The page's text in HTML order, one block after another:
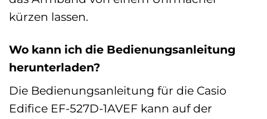
kürzen lassen.
Wo kann ich die Bedienungsanleitung
herunterladen?
Die Bedienungsanleitung für die Casio
Edifice EF-527D-1AVEF kann auf der